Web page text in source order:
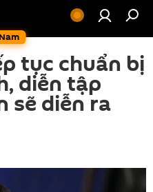
tục chuẩn bị
diễn tập
sẽ diễn ra